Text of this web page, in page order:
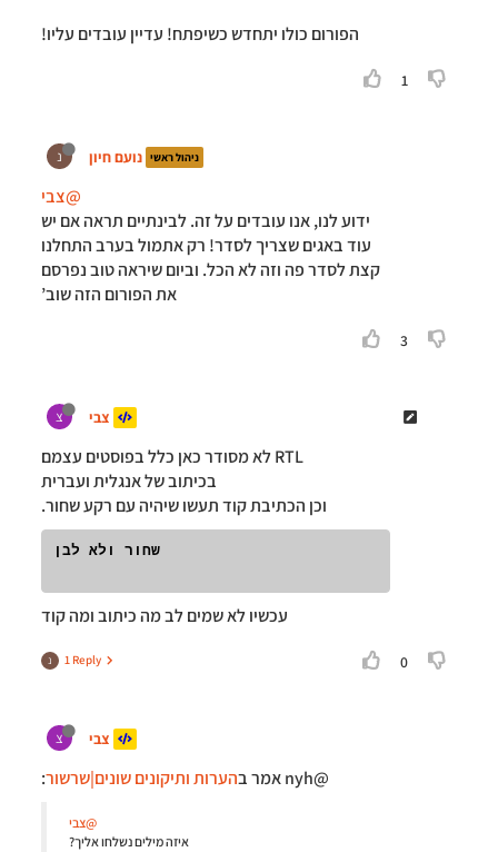
הפורום כולו יתחדש כשיפתח! עדיין עובדים עליו!
1
נ נועם חיון ניהול ראשי
@צבי
ידוע לנו, אנו עובדים על זה. לבינתיים תראה אם יש
עוד באגים שצריך לסדר! רק אתמול בערב התחלנו
קצת לסדר פה וזה לא הכל. וביום שיראה טוב נפרסם
את הפורום הזה שוב’
3
צ צבי
RTL לא מסודר כאן כלל בפוסטים עצמם
בכיתוב של אנגלית ועברית
וכן הכתיבת קוד תעשו שיהיה עם רקע שחור.
שחור ולא לבן
עכשיו לא שמים לב מה כיתוב ומה קוד
נ 1 Reply 0
צ צבי
@nyh אמר ב הערות ותיקונים שונים|שרשור:
@צבי
איזה מילים נשלחו אליך?